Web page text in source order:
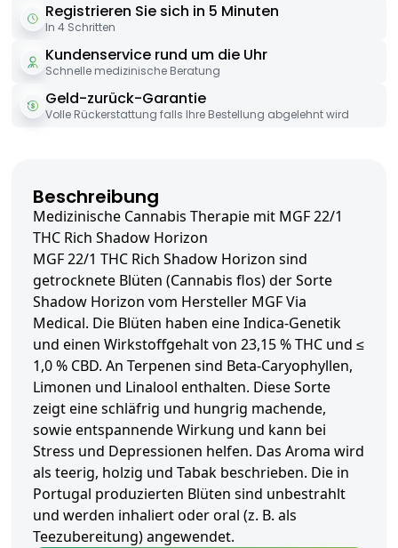
Registrieren Sie sich in 5 Minuten
In 4 Schritten
Kundenservice rund um die Uhr
Schnelle medizinische Beratung
Geld-zurück-Garantie
Volle Rückerstattung falls Ihre Bestellung abgelehnt wird
Beschreibung
Medizinische Cannabis Therapie mit MGF 22/1
THC Rich Shadow Horizon
MGF 22/1 THC Rich Shadow Horizon sind
getrocknete Blüten (Cannabis flos) der Sorte
Shadow Horizon vom Hersteller MGF Via
Medical. Die Blüten haben eine Indica-Genetik
und einen Wirkstoffgehalt von 23,15 % THC und ≤
1,0 % CBD. An Terpenen sind Beta-Caryophyllen,
Limonen und Linalool enthalten. Diese Sorte
zeigt eine schläfrig und hungrig machende,
sowie entspannende Wirkung und kann bei
Stress und Depressionen helfen. Das Aroma wird
als teerig, holzig und Tabak beschrieben. Die in
Portugal produzierten Blüten sind unbestrahlt
und werden inhaliert oder oral (z. B. als
Teezubereitung) angewendet.